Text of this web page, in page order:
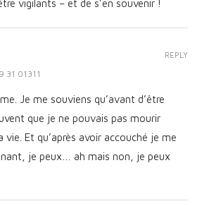
vigilants – et de s’en souvenir !
31 01311
Je me souviens qu’avant d’être
que je ne pouvais pas mourir
vie. Et qu’après avoir accouché je me
je peux… ah mais non, je peux
REPLY